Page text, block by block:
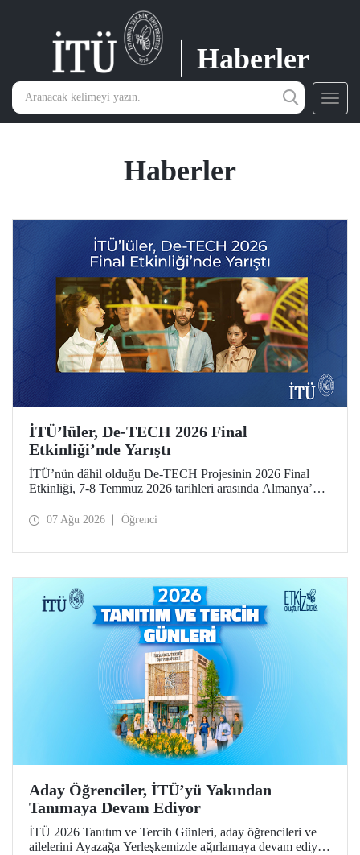
Haberler
Haberler
İTÜ’lüler, De-TECH 2026 Final
Etkinliği’nde Yarıştı
İTÜ’nün dâhil olduğu De-TECH Projesinin 2026 Final
Etkinliği, 7-8 Temmuz 2026 tarihleri arasında Almanya’da
İTÜ’lü girişimciler, etkinlikte girişimlerini ve projelerini
Teknoloji Müsabakası – Gıda ve Tarım Edisyonu’nda “En
Yaratıcı Fikir” kategorisinde birincilik ödülünün sahibi
oldu.
07 Ağu 2026 Öğrenci
Aday Öğrenciler, İTÜ’yü Yakından
Tanımaya Devam Ediyor
İTÜ 2026 Tanıtım ve Tercih Günleri, aday öğrencileri ve
ailelerini Ayazağa Yerleşkemizde ağırlamaya devam ediyor.